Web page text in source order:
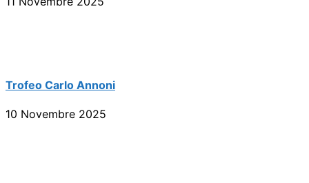
Trofeo Carlo Annoni
10 Novembre 2025